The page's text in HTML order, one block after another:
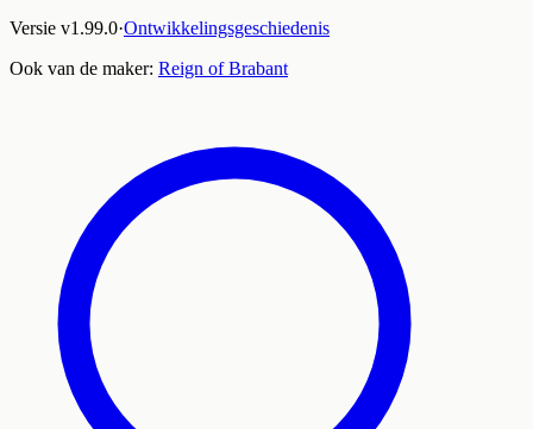
Versie v1.99.0·Ontwikkelingsgeschiedenis
Ook van de maker: Reign of Brabant